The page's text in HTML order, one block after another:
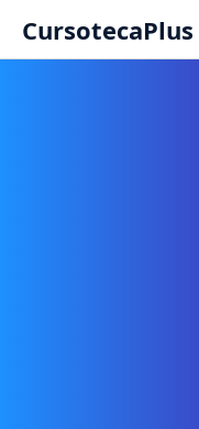
CursotecaPlus